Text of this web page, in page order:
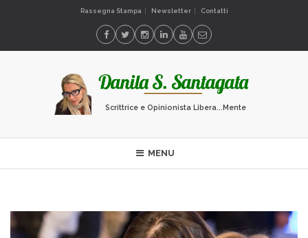
Rassegna Stampa Newsletter Contatti
Scrittrice e Opinionista Libera...Mente
MENU